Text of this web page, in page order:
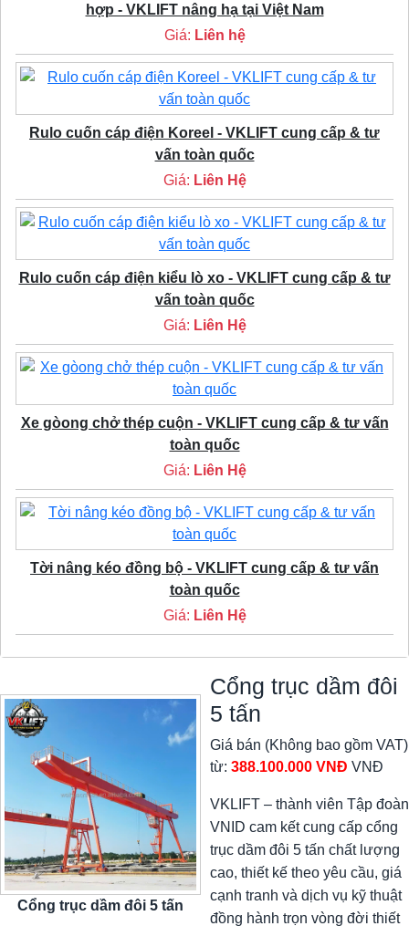
hợp - VKLIFT nâng hạ tại Việt Nam
Giá: Liên hệ
Rulo cuốn cáp điện Koreel - VKLIFT cung cấp & tư
vấn toàn quốc
Giá: Liên Hệ
Rulo cuốn cáp điện kiểu lò xo - VKLIFT cung cấp & tư
vấn toàn quốc
Giá: Liên Hệ
Xe gòong chở thép cuộn - VKLIFT cung cấp & tư vấn
toàn quốc
Giá: Liên Hệ
Tời nâng kéo đồng bộ - VKLIFT cung cấp & tư vấn
toàn quốc
Giá: Liên Hệ
Cổng trục dầm đôi 5 tấn
Cổng trục dầm đôi
5 tấn
Giá bán (Không bao gồm VAT)
từ: 388.100.000 VNĐ VNĐ
VKLIFT – thành viên Tập đoàn
VNID cam kết cung cấp cổng
trục dầm đôi 5 tấn chất lượng
cao, thiết kế theo yêu cầu, giá
cạnh tranh và dịch vụ kỹ thuật
đồng hành trọn vòng đời thiết